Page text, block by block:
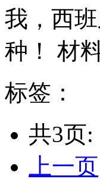
我，西
种！ 材
标签：
共3页:
上一页